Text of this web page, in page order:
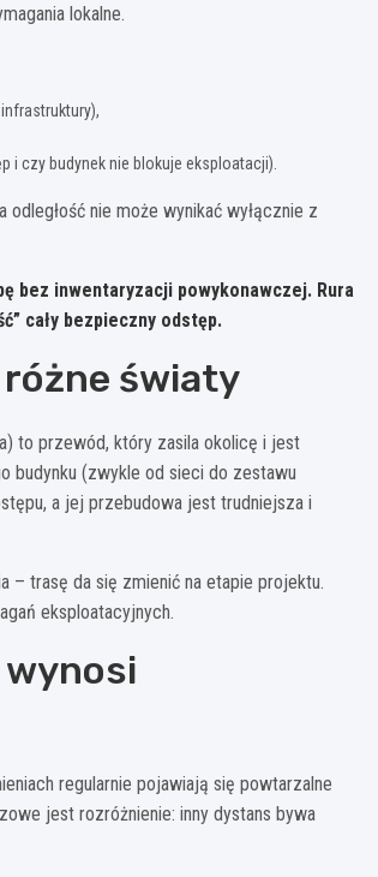
lokalne.
i czy budynek nie blokuje eksploatacji).
nie może wynikać wyłącznie z
bez inwentaryzacji powykonawczej. Rura
cały bezpieczny odstęp.
różne światy
to przewód, który zasila okolicę i jest
budynku (zwykle od sieci do zestawu
a jej przebudowa jest trudniejsza i
– trasę da się zmienić na etapie projektu.
eksploatacyjnych.
wynosi
regularnie pojawiają się powtarzalne
jest rozróżnienie: inny dystans bywa